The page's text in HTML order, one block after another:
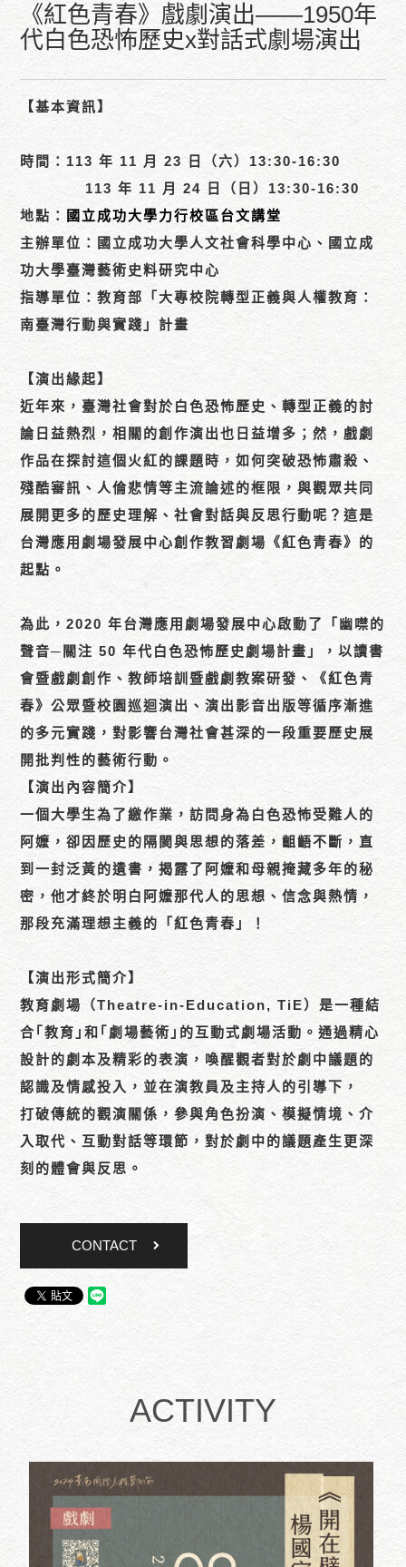
《紅色青春》戲劇演出——1950年
代白色恐怖歷史x對話式劇場演出
【基本資訊】
時間：113 年 11 月 23 日（六）13:30-16:30
113 年 11 月 24 日（日）13:30-16:30
地點： 國立成功大學力行校區台文講堂
主辦單位：國立成功大學人文社會科學中心、國立成
功大學臺灣藝術史料研究中心
指導單位：教育部「大專校院轉型正義與人權教育：
南臺灣行動與實踐」計畫
【演出緣起】
近年來，臺灣社會對於白色恐怖歷史、轉型正義的討
論日益熱烈，相關的創作演出也日益增多；然，戲劇
作品在探討這個火紅的課題時，如何突破恐怖肅殺、
殘酷審訊、人倫悲情等主流論述的框限，與觀眾共同
展開更多的歷史理解、社會對話與反思行動呢？這是
台灣應用劇場發展中心創作教習劇場《紅色青春》的
起點。
為此，2020 年台灣應用劇場發展中心啟動了「幽噤的
聲音─關注 50 年代白色恐怖歷史劇場計畫」，以讀書
會暨戲劇創作、教師培訓暨戲劇教案研發、《紅色青
春》公眾暨校園巡迴演出、演出影音出版等循序漸進
的多元實踐，對影響台灣社會甚深的一段重要歷史展
開批判性的藝術行動。
【演出內容簡介】
一個大學生為了繳作業，訪問身為白色恐怖受難人的
阿嬤，卻因歷史的隔閡與思想的落差，齟齬不斷，直
到一封泛黃的遺書，揭露了阿嬤和母親掩藏多年的秘
密，他才終於明白阿嬤那代人的思想、信念與熱情，
那段充滿理想主義的「紅色青春」！
【演出形式簡介】
教育劇場（Theatre-in-Education, TiE）是一種結
合｢教育｣和｢劇場藝術｣的互動式劇場活動。通過精心
設計的劇本及精彩的表演，喚醒觀者對於劇中議題的
認識及情感投入，並在演教員及主持人的引導下，
打破傳統的觀演關係，參與角色扮演、模擬情境、介
入取代、互動對話等環節，對於劇中的議題產生更深
刻的體會與反思。
CONTACT
ACTIVITY